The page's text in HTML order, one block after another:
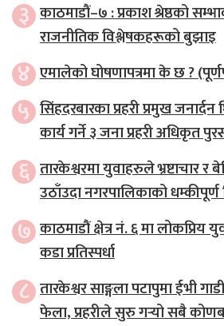
३ काठमाडौं–७ : प्रकाश श्रेष्ठको
राजनीतिक विश्लेषकहरूको बुझाइ
४ एमालेको घोषणापत्रमा के छ ?
५ सिंहदरबारका प्रहरी प्रमुख जनार्दन
कार्य गर्ने ३ जना प्रहरी अधिकृत
६ तारकेश्वरमा युवाहरुले भ्रष्टाचार
उठाँउदा नगरपालिकाको धम्कीपूर्ण
७ काठमाडौं क्षेत्र नं. ६ मा लोकप्रिय
कडा प्रतिस्पर्धा
८ तारकेश्वर साङ्गला पटापुमा ईभी
फेला, प्रहरीले सुरु गर्‍यो सबै